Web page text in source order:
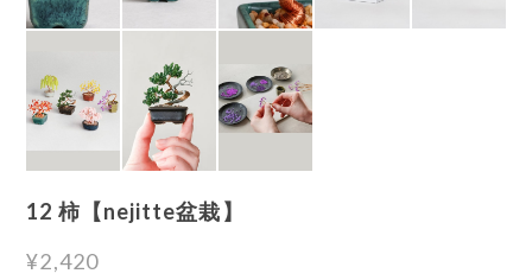
12 柿【nejitte盆栽】
¥2,420